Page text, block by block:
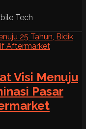
Tech
Visi Menuju
Pasar